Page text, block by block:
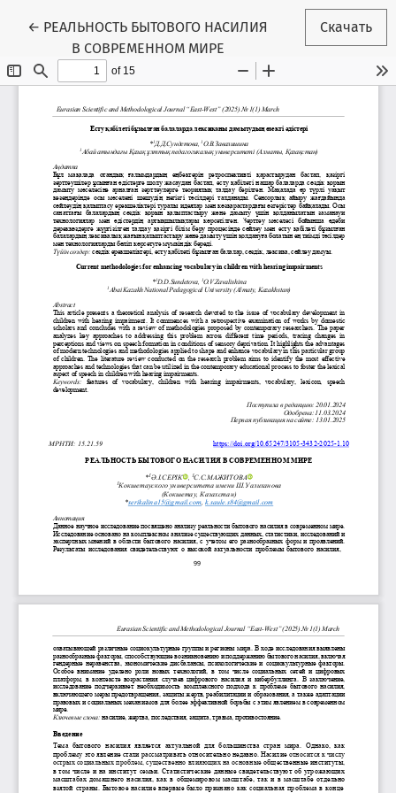
← Вернуться к Подробностям о статье
РЕАЛЬНОСТЬ БЫТОВОГО НАСИЛИЯ
В СОВРЕМЕННОМ МИРЕ
Скачать